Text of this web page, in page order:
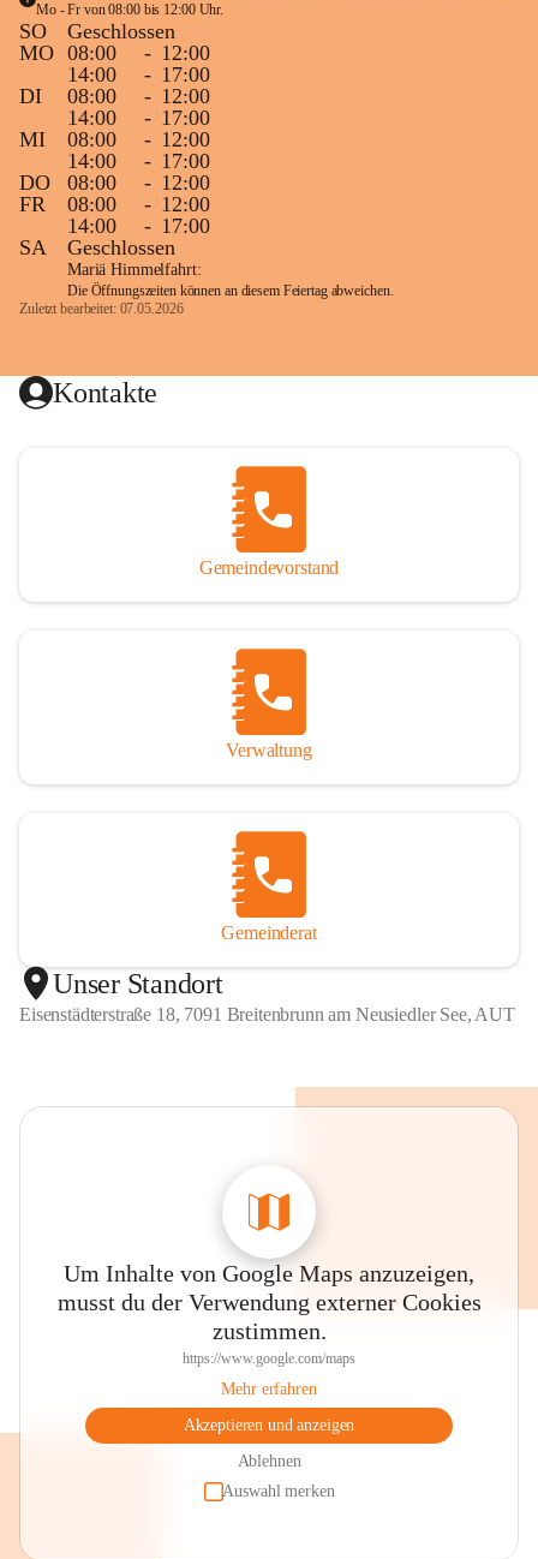
Mo - Fr von 08:00 bis 12:00 Uhr.
SO
Geschlossen
MO 08:00 - 12:00
14:00
- 17:00
DI
08:00 - 12:00
14:00
- 17:00
MI
08:00 - 12:00
14:00
- 17:00
DO
08:00 - 12:00
FR
08:00 - 12:00
14:00
- 17:00
SA
Geschlossen
Mariä Himmelfahrt:
Die Öffnungszeiten können an diesem Feiertag abweichen.
Zuletzt bearbeitet: 07.05.2026
Kontakte
Gemeindevorstand
Verwaltung
Gemeinderat
Unser Standort
Eisenstädterstraße 18, 7091 Breitenbrunn am Neusiedler See, AUT
Um Inhalte von Google Maps anzuzeigen,
musst du der Verwendung externer Cookies
zustimmen.
https://www.google.com/maps
Mehr erfahren
Akzeptieren und anzeigen
Ablehnen
Auswahl merken